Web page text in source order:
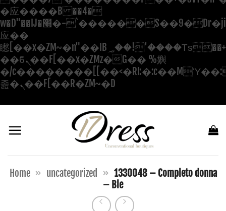
�应����B ��4�
w�D"��IJ�׭�-`������S��9�Dr�ji��EJ߅��gJ�
应��
矁[��x�ZM~�n"��IB؃��!'����Тѕ��+��(m��IK�ʭ�/|
��ϐܢ��F[��x�ZMz�G�� %嬩
�/
졾�ܢ��F[��R�ZM~�D
contenuti
Home » uncategorized » 1330048 – Completo donna
– Ble